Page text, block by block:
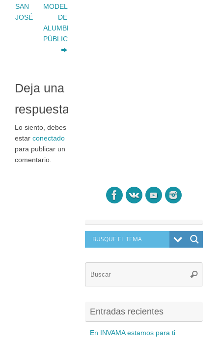
SAN
JOSÉ
MODELO
DE
ALUMBRADO
PÚBLICO
Deja una
respuesta
Lo siento, debes
estar conectado
para publicar un
comentario.
Buscar
Entradas recientes
En INVAMA estamos para ti